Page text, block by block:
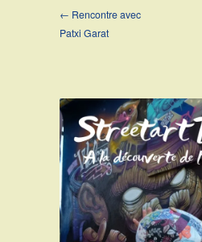
← Rencontre avec
Patxi Garat